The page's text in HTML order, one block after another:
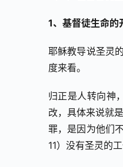
1、基督徒生命的
耶稣教导说圣灵
度来看。
归正是人转向神
改，具体来说就
罪，是因为他们
11）没有圣灵的